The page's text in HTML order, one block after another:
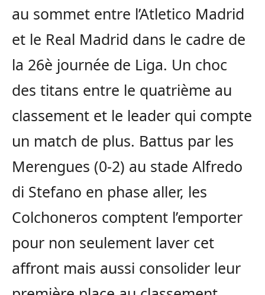
au sommet entre l’Atletico Madrid
et le Real Madrid dans le cadre de
la 26è journée de Liga. Un choc
des titans entre le quatrième au
classement et le leader qui compte
un match de plus. Battus par les
Merengues (0-2) au stade Alfredo
di Stefano en phase aller, les
Colchoneros comptent l’emporter
pour non seulement laver cet
affront mais aussi consolider leur